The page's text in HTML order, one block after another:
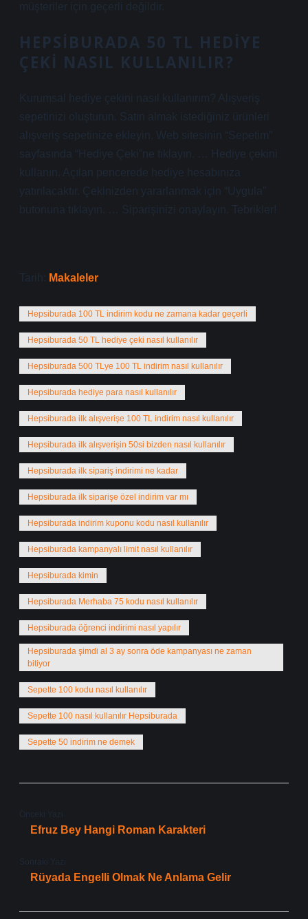
müşteriler için geçerli değildir.
HEPSIBURADA 50 TL HEDIYE
ÇEKI NASIL KULLANILIR?
Kurumsal hediye çekini nasıl kullanırım? Alışveriş
sepetinizi oluşturun. Satın almak istediğiniz ürünleri
alışveriş sepetinize ekleyin. Web sitesinin “Sepetim”
sayfasında “Hediye Çeki”ne tıklayın. … Hediye çekini
kullanın. Açılan pencerede hediye hesabınıza
yatırılacaktır. Çekinizden yararlanmak için “Uygula”
butonuna tıklayın. … Siparişinizi onaylayın. Tebrikler!
Tarih: Makaleler
Hepsiburada 100 TL indirim kodu ne zamana kadar geçerli
Hepsiburada 50 TL hediye çeki nasıl kullanılır
Hepsiburada 500 TLye 100 TL indirim nasıl kullanılır
Hepsiburada hediye para nasıl kullanılır
Hepsiburada ilk alışverişe 100 TL indirim nasıl kullanılır
Hepsiburada ilk alışverişin 50si bizden nasıl kullanılır
Hepsiburada ilk sipariş indirimi ne kadar
Hepsiburada ilk siparişe özel indirim var mı
Hepsiburada indirim kuponu kodu nasıl kullanılır
Hepsiburada kampanyalı limit nasıl kullanılır
Hepsiburada kimin
Hepsiburada Merhaba 75 kodu nasıl kullanılır
Hepsiburada öğrenci indirimi nasıl yapılır
Hepsiburada şimdi al 3 ay sonra öde kampanyası ne zaman
bitiyor
Sepette 100 kodu nasıl kullanılır
Sepette 100 nasıl kullanılır Hepsiburada
Sepette 50 indirim ne demek
Önceki Yazı
Efruz Bey Hangi Roman Karakteri
Sonraki Yazı
Rüyada Engelli Olmak Ne Anlama Gelir